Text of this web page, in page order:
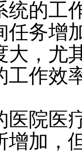
统的工
任务增
大，尤
工作效
医院医
增加，